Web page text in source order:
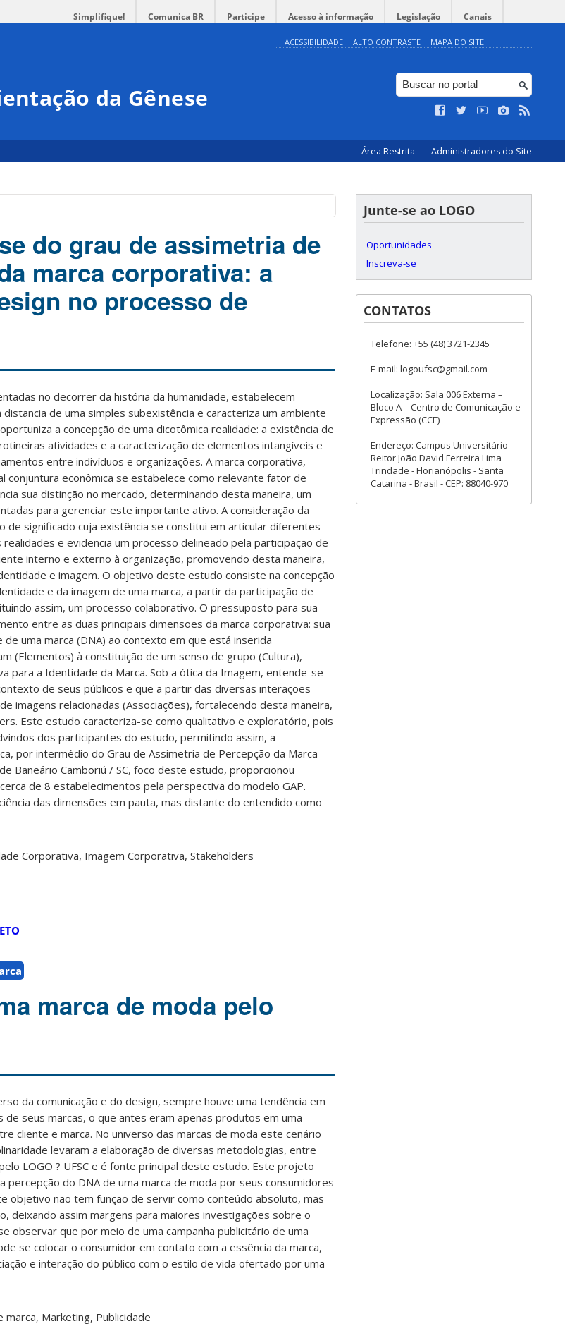
Simplifique! Comunica BR Participe Acesso à informação Legislação Canais
ACESSIBILIDADE ALTO CONTRASTE MAPA DO SITE
da Gênese
Área Restrita Administradores do Site
do grau de assimetria de
marca corporativa: a
no processo de
no decorrer da história da humanidade, estabelecem
de uma simples subexistência e caracteriza um ambiente
a concepção de uma dicotômica realidade: a existência de
atividades e a caracterização de elementos intangíveis e
entre indivíduos e organizações. A marca corporativa,
conjuntura econômica se estabelece como relevante fator de
sua distinção no mercado, determinando desta maneira, um
para gerenciar este importante ativo. A consideração da
de significado cuja existência se constitui em articular diferentes
e evidencia um processo delineado pela participação de
interno e externo à organização, promovendo desta maneira,
e imagem. O objetivo deste estudo consiste na concepção
e da imagem de uma marca, a partir da participação de
assim, um processo colaborativo. O pressuposto para sua
entre as duas principais dimensões da marca corporativa: sua
uma marca (DNA) ao contexto em que está inserida
(Elementos) à constituição de um senso de grupo (Cultura),
para a Identidade da Marca. Sob a ótica da Imagem, entende-se
de seus públicos e que a partir das diversas interações
imagens relacionadas (Associações), fortalecendo desta maneira,
Este estudo caracteriza-se como qualitativo e exploratório, pois
dos participantes do estudo, permitindo assim, a
por intermédio do Grau de Assimetria de Percepção da Marca
Baneário Camboriú / SC, foco deste estudo, proporcionou
de 8 estabelecimentos pela perspectiva do modelo GAP.
das dimensões em pauta, mas distante do entendido como
Corporativa, Imagem Corporativa, Stakeholders
marca de moda pelo
da comunicação e do design, sempre houve uma tendência em
seus marcas, o que antes eram apenas produtos em uma
cliente e marca. No universo das marcas de moda este cenário
levaram a elaboração de diversas metodologias, entre
LOGO ? UFSC e é fonte principal deste estudo. Este projeto
do DNA de uma marca de moda por seus consumidores
objetivo não tem função de servir como conteúdo absoluto, mas
deixando assim margens para maiores investigações sobre o
observar que por meio de uma campanha publicitário de uma
se colocar o consumidor em contato com a essência da marca,
e interação do público com o estilo de vida ofertado por uma
marca, Marketing, Publicidade
Junte-se ao LOGO
Oportunidades
Inscreva-se
CONTATOS
Telefone: +55 (48) 3721-2345
E-mail: logoufsc@gmail.com
Localização: Sala 006 Externa –
Bloco A – Centro de Comunicação e
Expressão (CCE)
Endereço: Campus Universitário
Reitor João David Ferreira Lima
Trindade - Florianópolis - Santa
Catarina - Brasil - CEP: 88040-970